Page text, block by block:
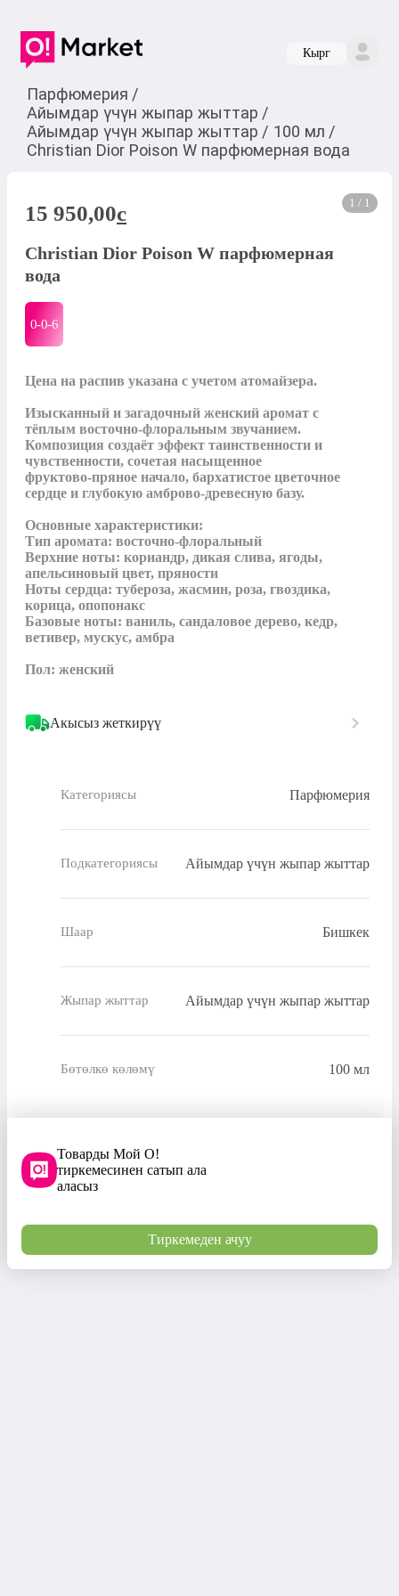
Кырг
Парфюмерия /
Айымдар үчүн жыпар жыттар /
Айымдар үчүн жыпар жыттар / 100 мл /
Christian Dior Poison W парфюмерная вода
1 / 1
15 950,00c
Christian Dior Poison W парфюмерная
вода
0-0-6
Цена на распив указана с учетом атомайзера.
Изысканный и загадочный женский аромат с
тёплым восточно‑флоральным звучанием.
Композиция создаёт эффект таинственности и
чувственности, сочетая насыщенное
фруктово‑пряное начало, бархатистое цветочное
сердце и глубокую амброво‑древесную базу.
Основные характеристики:
Тип аромата: восточно‑флоральный
Верхние ноты: кориандр, дикая слива, ягоды,
апельсиновый цвет, пряности
Ноты сердца: тубероза, жасмин, роза, гвоздика,
корица, опопонакс
Базовые ноты: ваниль, сандаловое дерево, кедр,
ветивер, мускус, амбра
Пол: женский
Акысыз жеткирүү
Категориясы Парфюмерия
Подкатегориясы Айымдар үчүн жыпар жыттар
Шаар Бишкек
Жыпар жыттар Айымдар үчүн жыпар жыттар
Бөтөлкө көлөмү 100 мл
Товарды Мой О!
тиркемесинен сатып ала
аласыз
Тиркемеден ачуу